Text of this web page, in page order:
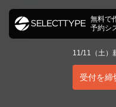
11/11（土）
受付を締
無料で
予約シ